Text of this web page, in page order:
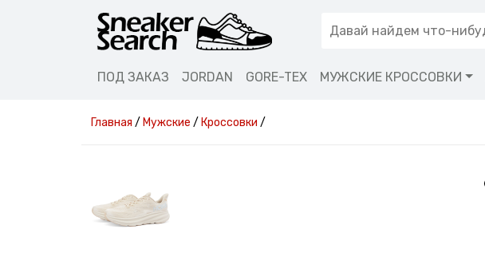
ПОД ЗАКАЗ JORDAN GORE-TEX МУЖСКИЕ КРОССОВКИ
Главная / Мужские / Кроссовки /